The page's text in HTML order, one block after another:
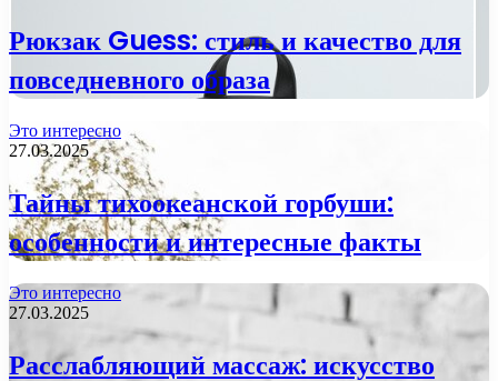
Рюкзак Guess: стиль и качество для
повседневного образа
Это интересно
27.03.2025
Тайны тихоокеанской горбуши:
особенности и интересные факты
Это интересно
27.03.2025
Расслабляющий массаж: искусство